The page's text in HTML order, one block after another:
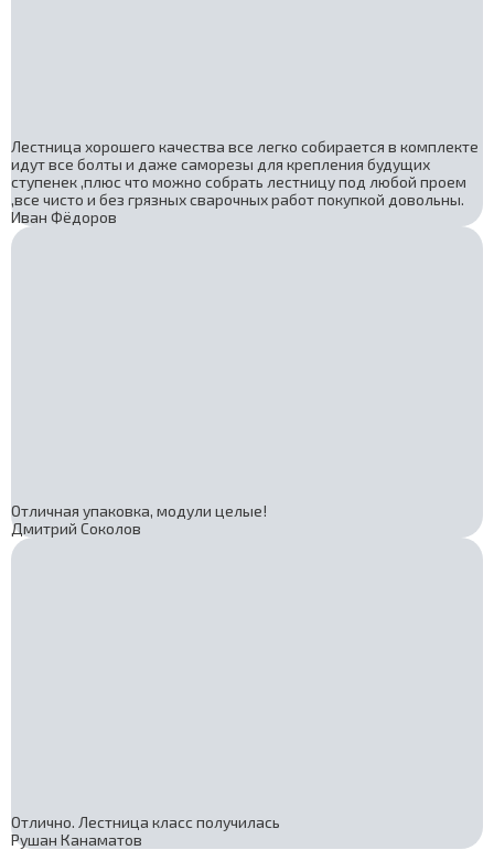
Лестница хорошего качества все легко собирается в комплекте
идут все болты и даже саморезы для крепления будущих
ступенек ,плюс что можно собрать лестницу под любой проем
,все чисто и без грязных сварочных работ покупкой довольны.
Иван Фёдоров
Отличная упаковка, модули целые!
Дмитрий Соколов
Отлично. Лестница класс получилась
Рушан Канаматов